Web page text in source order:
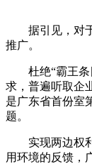
据引见，对于
推广。
杜绝“霸王条目
求，普遍听取企
是广东省首份室
题。
实现两边权利
用环境的反馈，